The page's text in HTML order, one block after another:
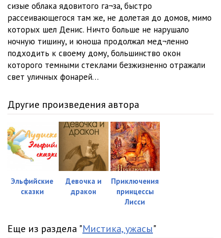
Наваждение 026
Наваждение 027
сизые облака ядовитого га¬за, быстро
рассеивающегося там же, не долетая до домов, мимо
которых шел Денис. Ничто больше не нарушало
ночную тишину, и юноша продолжал мед¬ленно
подходить к своему дому, большинство окон
которого темными стеклами безжизненно отражали
свет уличных фонарей…
Другие произведения автора
Эльфийские
сказки
Девочка и
дракон
Приключения
принцессы
Лисси
Еще из раздела "Мистика, ужасы"